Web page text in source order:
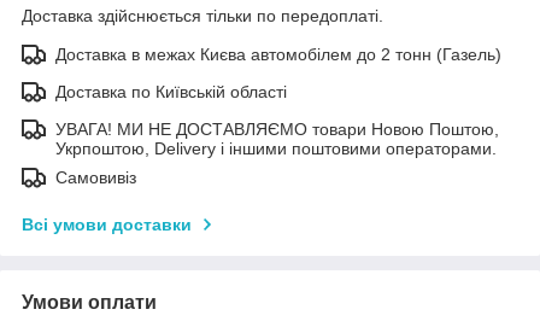
Доставка здійснюється тільки по передоплаті.
Доставка в межах Києва автомобілем до 2 тонн (Газель)
Доставка по Київській області
УВАГА! МИ НЕ ДОСТАВЛЯЄМО товари Новою Поштою,
Укрпоштою, Delivery і іншими поштовими операторами.
Самовивіз
Всі умови доставки
Умови оплати